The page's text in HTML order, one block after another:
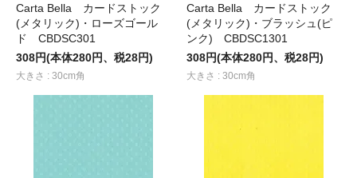
Carta Bella カードストック
(メタリック)・ローズゴール
ド CBDSC301
308円(本体280円、税28円)
大きさ : 30cm角
Carta Bella カードストック
(メタリック)・ブラッシュ(ピ
ンク) CBDSC1301
308円(本体280円、税28円)
大きさ : 30cm角